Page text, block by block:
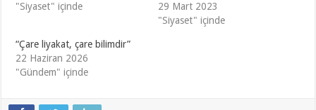
"Siyaset" içinde
29 Mart 2023
"Siyaset" içinde
“Çare liyakat, çare bilimdir”
22 Haziran 2026
"Gündem" içinde